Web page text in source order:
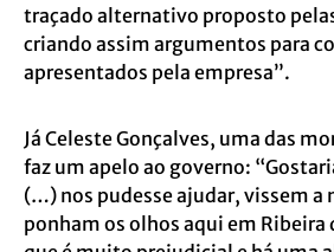
traçado alternativo proposto
criando assim argumentos para
apresentados pela empresa”.
Já Celeste Gonçalves, uma das
faz um apelo ao governo:
(…) nos pudesse ajudar, vissem a
ponham os olhos aqui em Ribeira